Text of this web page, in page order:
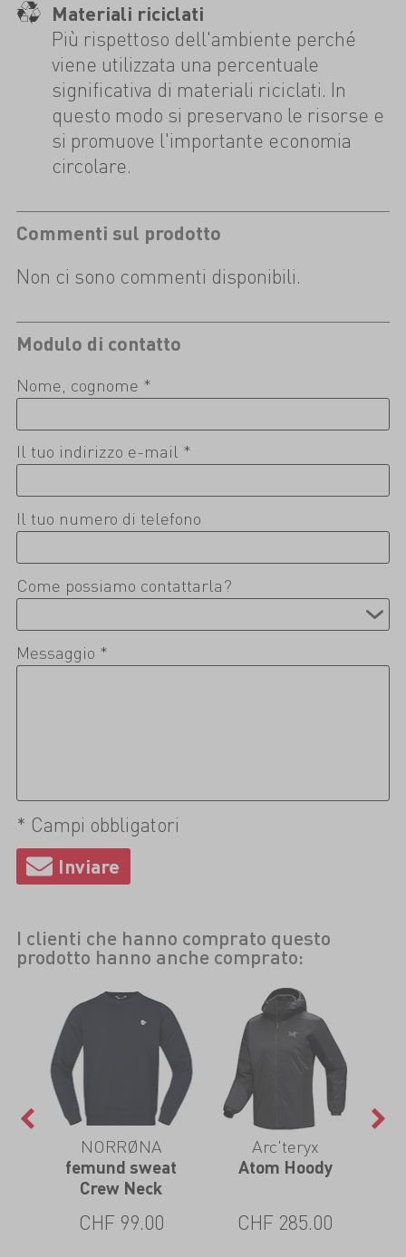
Materiali riciclati
Più rispettoso dell'ambiente perché
viene utilizzata una percentuale
significativa di materiali riciclati. In
questo modo si preservano le risorse e
si promuove l'importante economia
circolare.
Commenti sul prodotto
Non ci sono commenti disponibili.
Modulo di contatto
Nome, cognome *
Il tuo indirizzo e-mail *
Il tuo numero di telefono
Come possiamo contattarla?
Messaggio *
* Campi obbligatori
I clienti che hanno comprato questo
prodotto hanno anche comprato:
NORRØNA
femund sweat
Crew Neck
CHF 99.00
Arc'teryx
Atom Hoody
CHF 285.00